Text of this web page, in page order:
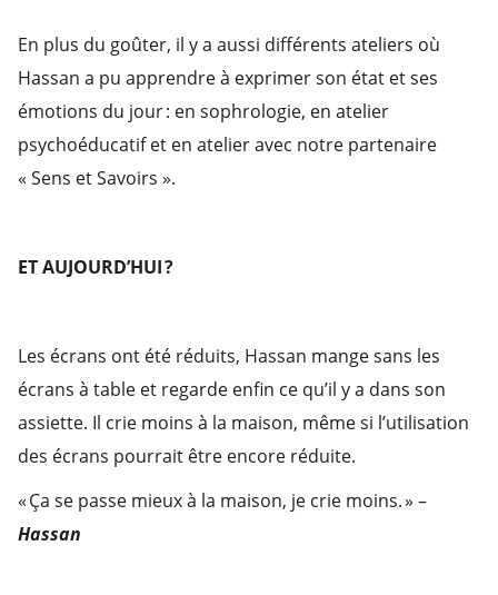
En plus du goûter, il y a aussi différents ateliers où
Hassan a pu apprendre à exprimer son état et ses
émotions du jour : en sophrologie, en atelier
psychoéducatif et en atelier avec notre partenaire
« Sens et Savoirs ».
ET AUJOURD’HUI ?
Les écrans ont été réduits, Hassan mange sans les
écrans à table et regarde enfin ce qu’il y a dans son
assiette. Il crie moins à la maison, même si l’utilisation
des écrans pourrait être encore réduite.
« Ça se passe mieux à la maison, je crie moins. » –
Hassan